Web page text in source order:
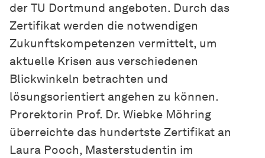
der TU Dortmund angeboten. Durch das
Zertifikat werden die notwendigen
Zukunftskompetenzen vermittelt, um
aktuelle Krisen aus verschiedenen
Blickwinkeln betrachten und
lösungsorientiert angehen zu können.
Prorektorin Prof. Dr. Wiebke Möhring
überreichte das hundertste Zertifikat an
Laura Pooch, Masterstudentin im